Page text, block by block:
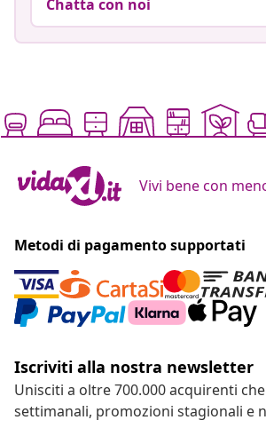
Chatta con noi
Vivi bene con
Metodi di pagamento supportati
Iscriviti alla nostra newsletter
Unisciti a oltre 700.000 acquirenti
settimanali, promozioni stagionali e